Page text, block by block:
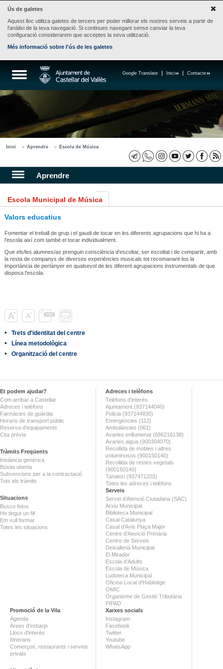
Ús de galetes
Aquest lloc utilitza galetes de tercers per poder millorar els nostres serveis a partir de
l'anàlisi de la teva navegació. Si continues navegant sense canviar la teva
configuració considerarem que acceptes la seva utilització.
Més informació sobre l'ús de les galetes
Contacte
Inici
Google Translate
Inici Aprendre Escola de Música
Aprendre
Escola Municipal de Música
Valors educatius
Fomentar el treball de grup i el gaudi de tocar en les diferents agrupacions que hi ha a
l'escola així com també el tocar individualment.
Que els/les alumnes/as prenguin consciència d'escoltar, ser escoltat i de compartir, amb
la resta de companys de diverses experiències musicals tot recomanant-los la
importància de pertànyer en qualsevol de les diferent agrupacions instrumentals de que
disposa l'escola.
Trets d'identitat del centre
Línea metodològica
Organització del centre
Et podem ajudar?
Com arribar a Castellar
Adreces i telèfons
Farmàcies de guàrdia
Horaris de transport públic
Reserva d'equipaments
Cita prèvia
Tràmits Freqüents
Instància genèrica
Bústia oberta
Subvencions per a la contractació
Tots els tràmits
Situacions
Busco feina
He tingut un fill
Em vull formar
Totes les situacions
Adreces i telèfons
Telèfons d'interès
Ajuntament (937144040)
Policia (937144830)
Emergències (112)
Ambulàncies (061)
Avaries enllumenat (686216138)
Avaries aigua (900304070)
Recollida de mobles i altres
voluminosos (900150140)
Recollida de restes vegetals
(900150140)
Tanatori (937471203)
Totes les adreces i telèfons
Serveis
Servei d'Atenció Ciutadana (SAC)
Arxiu Municipal
Biblioteca Municipal
Casal Catalunya
Casal d'Avis Plaça Major
Centre d'Atenció Primària
Centre de Serveis
Deixalleria Municipal
El Mirador
Escola d'Adults
Escola de Música
Ludoteca Municipal
Oficina Local d'Habitatge
OMIC
Organisme de Gestió Tributària
PIPAD
Promoció de la Vila
Agenda
Àrees d'esbarjo
Llocs d'interès
Itineraris
Comerços, restaurants i serveis
privats
Xarxes socials
Instagram
Facebook
Twitter
Youtube
WhatsApp